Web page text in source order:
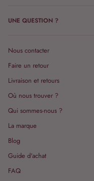
UNE QUESTION ?
Nous contacter
Faire un retour
Livraison et retours
Où nous trouver ?
Qui sommes-nous ?
La marque
Blog
Guide d'achat
FAQ